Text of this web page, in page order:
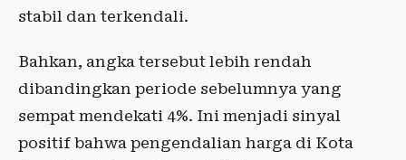
stabil dan terkendali.
Bahkan, angka tersebut lebih rendah
dibandingkan periode sebelumnya yang
sempat mendekati 4%. Ini menjadi sinyal
positif bahwa pengendalian harga di Kota